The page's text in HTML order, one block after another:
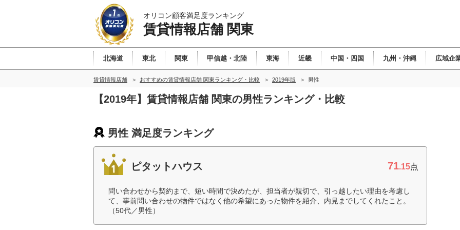
オリコン顧客満足度ランキング
賃貸情報店舗 関東
北海道 東北 関東 甲信越・北陸 東海 近畿 中国・四国 九州・沖縄 広域企
賃貸情報店舗 おすすめの賃貸情報店舗 関東ランキング・比較 2019年版 男性
【2019年】賃貸情報店舗 関東の男性ランキング・比較
男性 満足度ランキング
ピタットハウス 71.15点
問い合わせから契約まで、短い時間で決めたが、担当者が親切で、引っ越したい理由を考慮し
て、事前問い合わせの物件ではなく他の希望にあった物件を紹介、内見までしてくれたこと。
（50代／男性）